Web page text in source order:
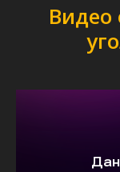
Видео